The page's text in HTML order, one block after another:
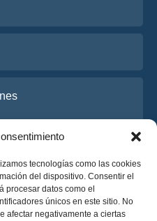
tecnologías como las cookies
del dispositivo. Consentir el
procesar datos como el
únicos en este sitio. No
afectar negativamente a ciertas